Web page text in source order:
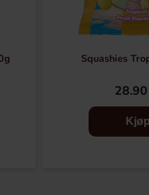
Squashies
Kjøp